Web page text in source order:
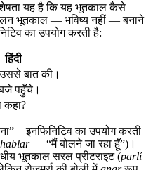
यह है कि यह भूतकाल कैसे
भूतकाल — भविष्य नहीं — बनाने
का उपयोग करती है:
हिंदी
बात की।
पहुँचे।
कहा?
+ इनफिनिटिव का उपयोग करती
— “मैं बोलने जा रहा हूँ”)।
भूतकाल सरल प्रीटराइट (parlí